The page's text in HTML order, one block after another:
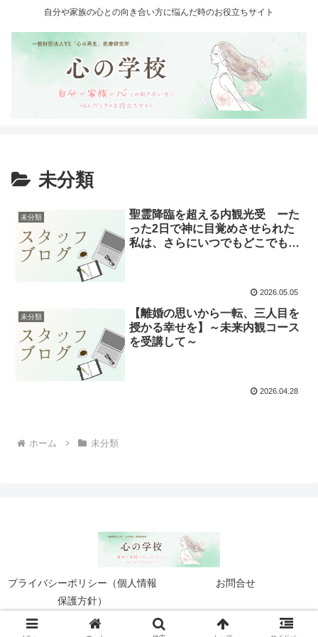
自分や家族の心との向き合い方に悩んだ時のお役立ちサイト
未分類
未分類
聖霊降臨を超える内観光受 ーた
った2日で神に目覚めさせられた
私は、さらにいつでもどこでも神
2026.05.05
未分類
【離婚の思いから一転、三人目を
授かる幸せを】～未来内観コース
を受講して～
2026.04.28
ホーム 未分類
プライバシーポリシー（個人情報
保護方針）
お問合せ
© 2024 心の学校.